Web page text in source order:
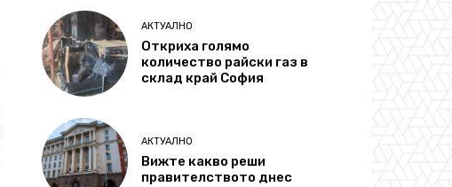
АКТУАЛНО
Откриха голямо
количество райски газ в
склад край София
АКТУАЛНО
Вижте какво реши
правителството днес